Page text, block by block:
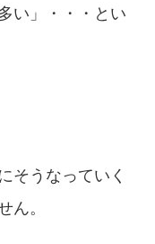
い」・・・とい
そうなっていく
ん。